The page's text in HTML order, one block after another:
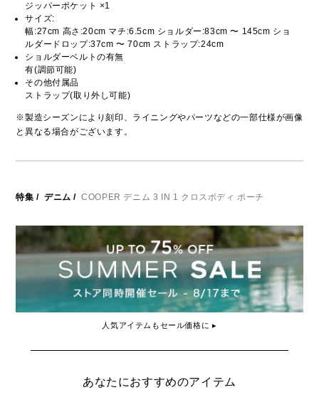
ジッパーポケット ×1
サイズ:
幅:27cm 高さ:20cm マチ:6.5cm ショルダー:83cm 〜 145cm ショ
ルダードロップ:37cm 〜 70cm ストラップ:24cm
ショルダーベルトの有無
有(調節可能)
その他付属品
ストラップ(取り外し可能)
※製造シーズンにより刻印、ライニングやパーツなどの一部仕様が画像
と異なる場合がございます。
特集 / デニム / COOPER デニム 3 IN 1 クロスボディ ポーチ
人気アイテムもセール価格に ▸
あなたにおすすめのアイテム